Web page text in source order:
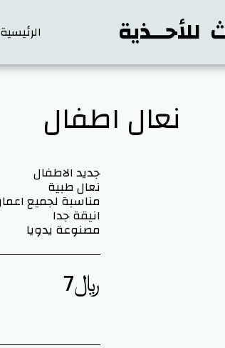
للأحــذية الرئيسية
نعال اطفال
مصنوعة يدويا
﷼7